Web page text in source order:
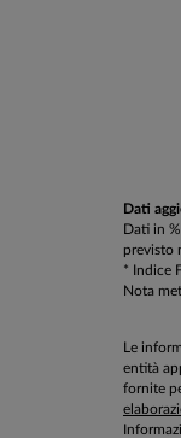
Dati
Dati in
previsto
* Indice
Nota
Le
entità
fornite